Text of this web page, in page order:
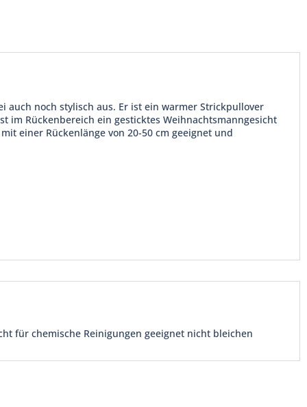
auch noch stylisch aus. Er ist ein warmer Strickpullover
im Rückenbereich ein gesticktes Weihnachtsmanngesicht
einer Rückenlänge von 20-50 cm geeignet und
für chemische Reinigungen geeignet nicht bleichen